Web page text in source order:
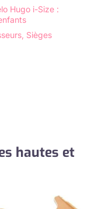
Hugo i-Size :
Sièges
hautes et